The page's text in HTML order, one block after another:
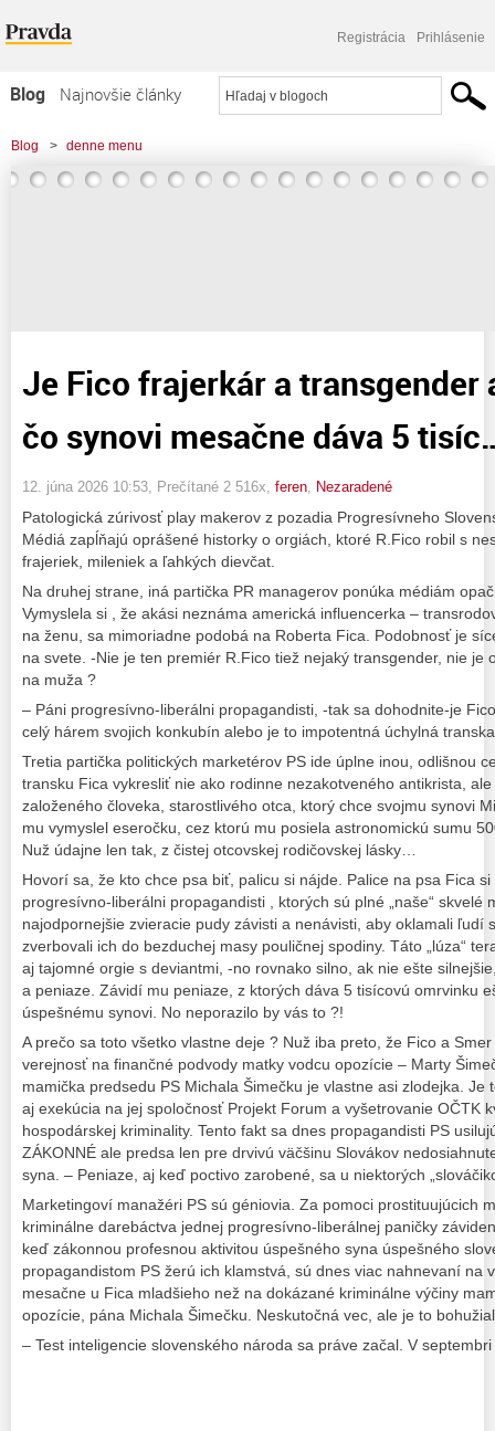
Registrácia Prihlásenie
Blog
Najnovšie články
Najčítanejšie články
Najkomentovanejšie články
Blog > denne menu
> Je Fico frajerkár a transgender alebo rodinkár, čo synovi mesačne dáva 5
Je Fico frajerkár a transgender
čo synovi mesačne dáva 5
12. júna 2026 10:53 , Prečítané 2 516x, feren Nezaradené
Patologická zúrivosť play makerov z pozadia Progresívneho
Médiá zapĺňajú oprášené historky o orgiách, ktoré R.Fico robil s
frajeriek, mileniek a ľahkých dievčat.
Na druhej strane, iná partička PR managerov ponúka médiám
Vymyslela si , že akási neznáma americká influencerka –
na ženu, sa mimoriadne podobá na Roberta Fica. Podobnosť je
na svete. -Nie je ten premiér R.Fico tiež nejaký transgender, nie je
na muža ?
– Páni progresívno-liberálni propagandisti, -tak sa dohodnite-je
celý hárem svojich konkubín alebo je to impotentná úchylná
Tretia partička politických marketérov PS ide úplne inou, odlišnou
transku Fica vykresliť nie ako rodinne nezakotveného antikrista,
založeného človeka, starostlivého otca, ktorý chce svojmu synovi
mu vymyslel eseročku, cez ktorú mu posiela astronomickú sumu
Nuž údajne len tak, z čistej otcovskej rodičovskej lásky…
Hovorí sa, že kto chce psa biť, palicu si nájde. Palice na psa Fica
progresívno-liberálni propagandisti , ktorých sú plné „naše“ skvelé
najodpornejšie zvieracie pudy závisti a nenávisti, aby oklamali ľudí
zverbovali ich do bezduchej masy pouličnej spodiny. Táto „lúza“
aj tajomné orgie s deviantmi, -no rovnako silno, ak nie ešte
a peniaze. Závidí mu peniaze, z ktorých dáva 5 tisícovú omrvinku
úspešnému synovi. No neporazilo by vás to ?!
A prečo sa toto všetko vlastne deje ? Nuž iba preto, že Fico a
verejnosť na finančné podvody matky vodcu opozície – Marty
mamička predsedu PS Michala Šimečku je vlastne asi zlodejka.
aj exekúcia na jej spoločnosť Projekt Forum a vyšetrovanie OČTK
hospodárskej kriminality. Tento fakt sa dnes propagandisti PS
ZÁKONNÉ ale predsa len pre drvivú väčšinu Slovákov
syna. – Peniaze, aj keď poctivo zarobené, sa u niektorých
Marketingoví manažéri PS sú géniovia. Za pomoci prostituujúcich
kriminálne darebáctva jednej progresívno-liberálnej paničky
keď zákonnou profesnou aktivitou úspešného syna úspešného
propagandistom PS žerú ich klamstvá, sú dnes viac nahnevaní na
mesačne u Fica mladšieho než na dokázané kriminálne výčiny
opozície, pána Michala Šimečku. Neskutočná vec, ale je to
– Test inteligencie slovenského národa sa práve začal. V